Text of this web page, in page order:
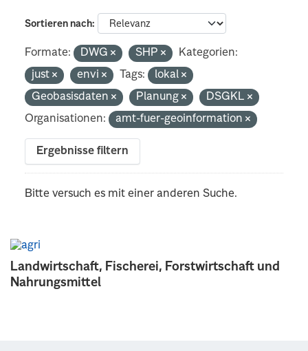
Landwirtschaft, Fischerei, Forstwirtschaft und
Nahrungsmittel
Sortieren nach
Formate: DWG SHP
Kategorien:
just
envi Tags:
lokal
Geobasisdaten
Planung
DSGKL
Organisationen:
amt-fuer-geoinformation
Ergebnisse filtern
Bitte versuch es mit einer anderen Suche.